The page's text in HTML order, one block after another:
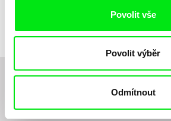
Povolit vše
Povolit výběr
Odmítnout
Chcete být pravidelně